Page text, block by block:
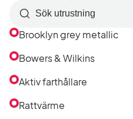
Sök
efter
utrustning
i
Brooklyn grey metallic
Bowers & Wilkins
Aktiv farthållare
Rattvärme